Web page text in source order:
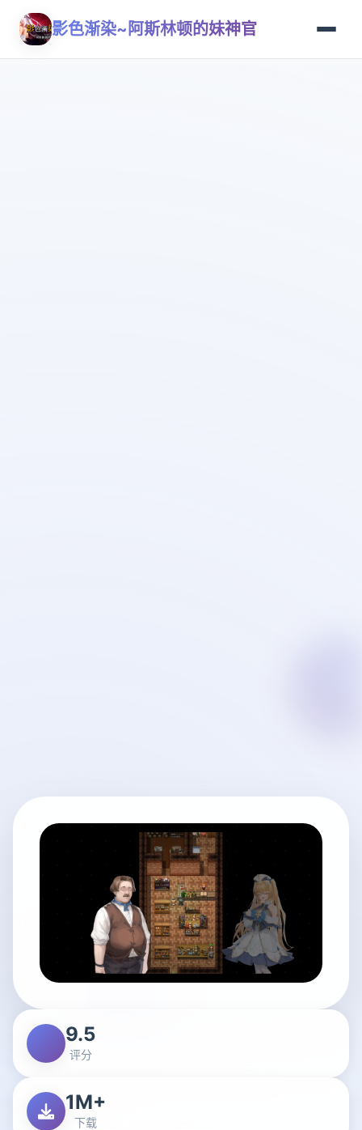
影色渐染~阿斯林顿的妹神官
9.5
评分
1M+
下载